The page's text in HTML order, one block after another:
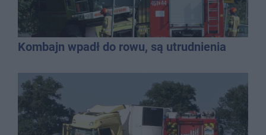
Kombajn wpadł do rowu, są utrudnienia